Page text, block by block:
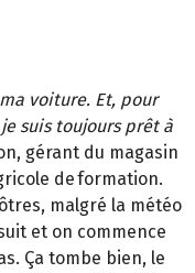
voiture. Et, pour
suis toujours prêt à
gérant du magasin
de formation.
malgré la météo
et on commence
Ça tombe bien, le